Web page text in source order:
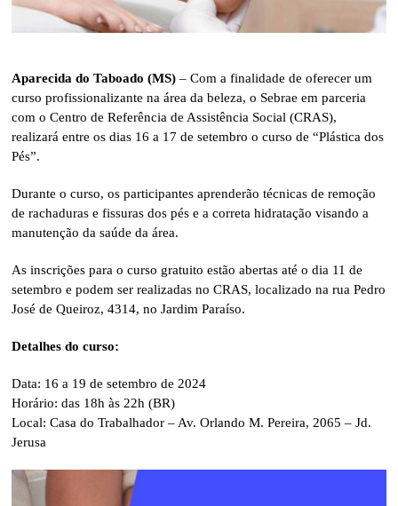
Aparecida do Taboado (MS) – Com a finalidade de oferecer um
curso profissionalizante na área da beleza, o Sebrae em parceria
com o Centro de Referência de Assistência Social (CRAS),
realizará entre os dias 16 a 17 de setembro o curso de “Plástica dos
Pés”.
Durante o curso, os participantes aprenderão técnicas de remoção
de rachaduras e fissuras dos pés e a correta hidratação visando a
manutenção da saúde da área.
As inscrições para o curso gratuito estão abertas até o dia 11 de
setembro e podem ser realizadas no CRAS, localizado na rua Pedro
José de Queiroz, 4314, no Jardim Paraíso.
Detalhes do curso:
Data: 16 a 19 de setembro de 2024
Horário: das 18h às 22h (BR)
Local: Casa do Trabalhador – Av. Orlando M. Pereira, 2065 – Jd.
Jerusa